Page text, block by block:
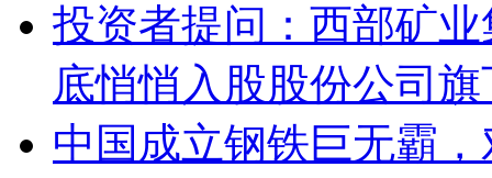
投资者提问：西部矿
底悄悄入股股份公司旗
中国成立钢铁巨无霸